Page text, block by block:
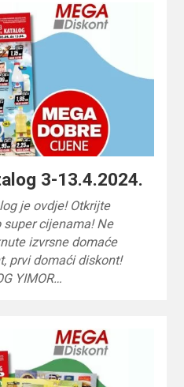
3-13.4.2024.
je ovdje! Otkrijte
cijenama! Ne
izvrsne domaće
prvi domaći diskont!
YIMOR…